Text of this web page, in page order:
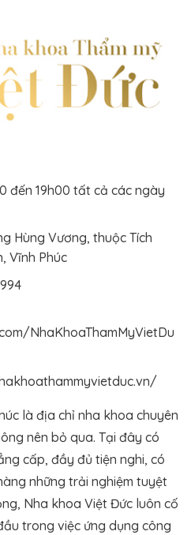
đến 19h00 tất cả các ngày
Hùng Vương, thuộc Tích
Vĩnh Phúc
NhaKhoaThamMyVietDu
là địa chỉ nha khoa chuyên
nên bỏ qua. Tại đây có
cấp, đầy đủ tiện nghi, có
những trải nghiệm tuyệt
Nha khoa Việt Đức luôn cố
trong việc ứng dụng công